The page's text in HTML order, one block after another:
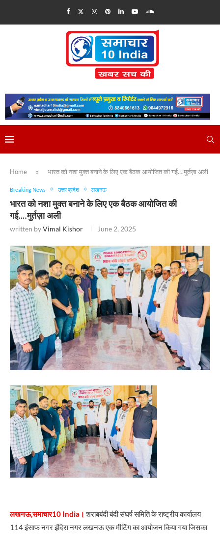
Home » भारत को नशा मुक्त बनाने के लिए एक बैठक आयोजित की गई….मुर्तज़ा अली
Breaking News उत्तर प्रदेश लखनऊ
भारत को नशा मुक्त बनाने के लिए एक बैठक आयोजित की
गई….मुर्तज़ा अली
written byVimal Kishor June 2, 2025
लखनऊ,समाचार10 India। शराबबंदी बंदी संघर्ष समिति के राष्ट्रीय कार्यालय
114 इंसाफ नगर इंदिरा नगर लखनऊ एक मीटिंग का आयोजन किया गया जिसका